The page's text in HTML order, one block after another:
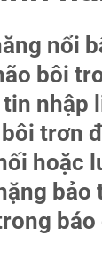
nổi
bôi
nhập
trơn
hoặc
bảo
báo